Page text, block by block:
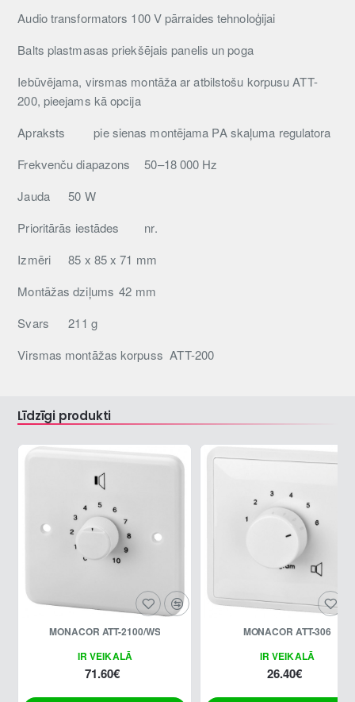
Audio transformators 100 V pārraides tehnoloģijai
Balts plastmasas priekšējais panelis un poga
Iebūvējama, virsmas montāža ar atbilstošu korpusu ATT-
200, pieejams kā opcija
Apraksts
pie sienas montējama PA skaļuma regulatora
Frekvenču diapazons
50–18 000 Hz
Jauda
50 W
Prioritārās iestādes
nr.
Izmēri
85 x 85 x 71 mm
Montāžas dziļums 42 mm
Svars
211 g
Virsmas montāžas korpuss ATT-200
Līdzīgi produkti
IR VEIKALĀ
MONACOR ATT-2100/WS
71.60€
IR VEIKALĀ
MONACOR ATT-306
26.40€